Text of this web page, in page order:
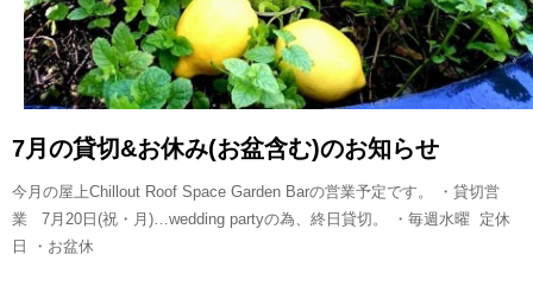
7月の貸切&お休み(お盆含む)のお知らせ
今月の屋上Chillout Roof Space Garden Barの営業予定です。 ・貸切営
業 7月20日(祝・月)…wedding partyの為、終日貸切。 ・毎週水曜 定休
日 ・お盆休